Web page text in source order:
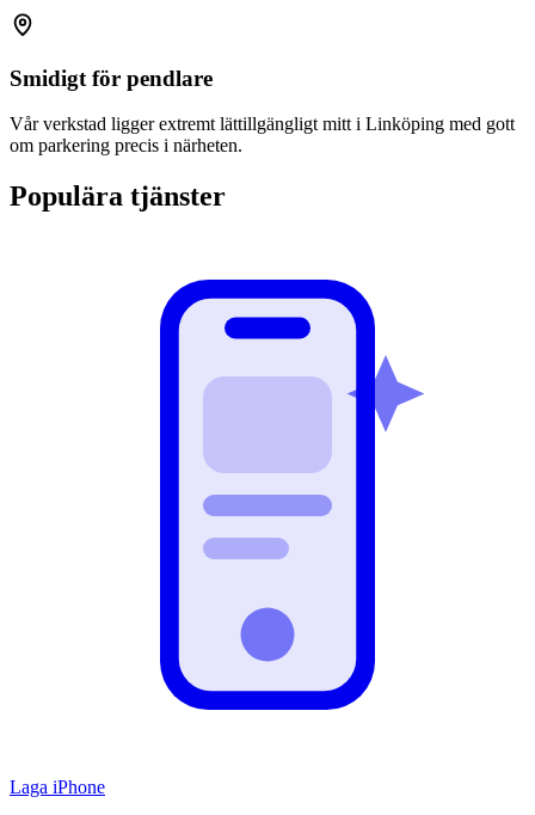
Smidigt för pendlare
Vår verkstad ligger extremt lättillgängligt mitt i Linköping med gott
om parkering precis i närheten.
Populära tjänster
Laga iPhone